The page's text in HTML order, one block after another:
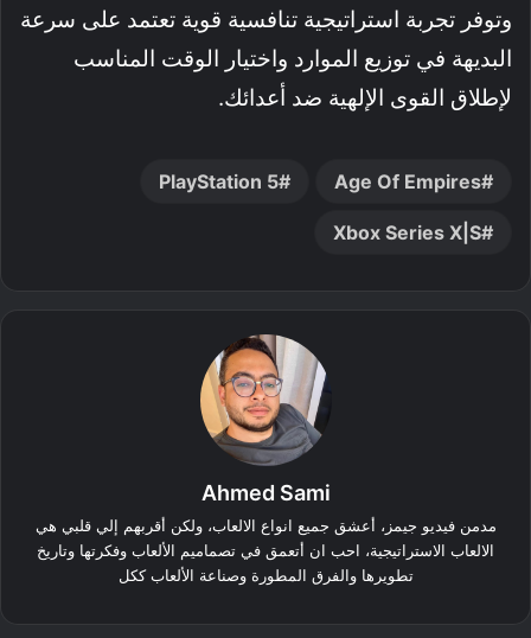
وتوفر تجربة استراتيجية تنافسية قوية تعتمد على سرعة
البديهة في توزيع الموارد واختيار الوقت المناسب
لإطلاق القوى الإلهية ضد أعدائك.
Age Of Empires
PlayStation 5
Xbox Series X|S
Ahmed Sami
مدمن فيديو جيمز، أعشق جميع انواع الالعاب، ولكن أقربهم إلي قلبي هي
الالعاب الاستراتيجية، احب ان أتعمق في تصماميم الألعاب وفكرتها وتاريخ
تطويرها والفرق المطورة وصناعة الألعاب ككل